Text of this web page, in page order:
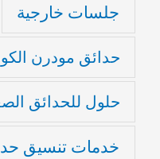
جلسات خارجية
حدائق مودرن
حلول للحدائق
خدمات تنسيق